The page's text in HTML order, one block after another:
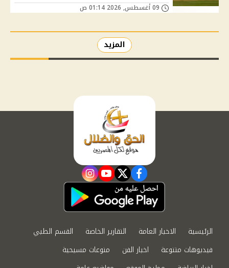
المزيد
facebook
twitter
youtube
instagram
الرئيسية الاخبار العامة التقارير الخاصة
القسم الطبي
فيديوهات متنوعة
اخبار الفن
منوعات مسيحية